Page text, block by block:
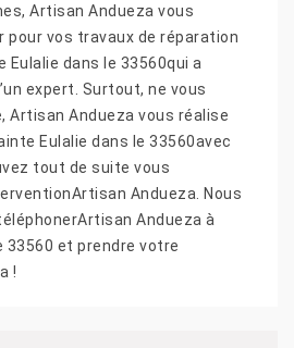
Artisan Andueza vous
pour vos travaux de réparation
Eulalie dans le 33560qui a
expert. Surtout, ne vous
Artisan Andueza vous réalise
Eulalie dans le 33560avec
tout de suite vous
Andueza. Nous
Andueza à
33560 et prendre votre
!